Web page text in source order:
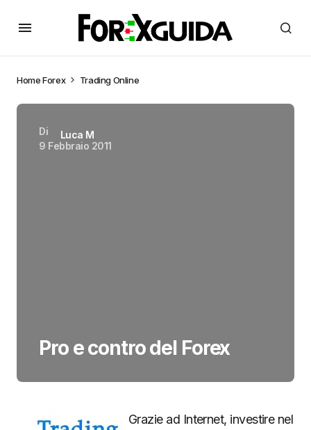
HomeForex Trading Online
Di
Luca M
9 Febbraio 2011
Pro e contro del Forex
Grazie ad Internet, investire nel